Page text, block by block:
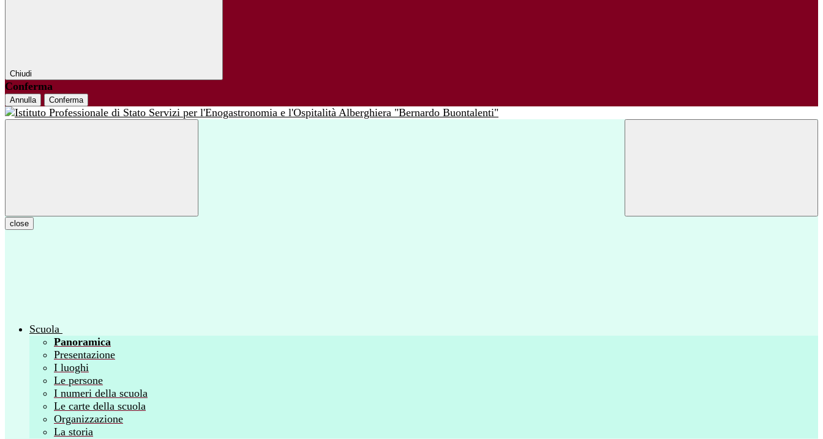
Chiudi
Conferma
Annulla Conferma
close
Scuola
Panoramica
Presentazione
I luoghi
Le persone
I numeri della scuola
Le carte della scuola
Organizzazione
La storia